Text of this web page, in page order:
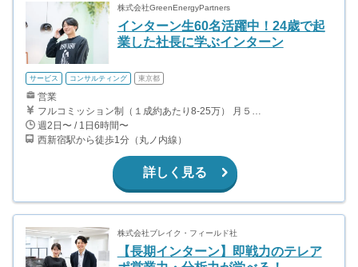
株式会社GreenEnergyPartners
インターン生60名活躍中！24歳で起
業した社長に学ぶインターン
サービス コンサルティング 東京都
営業
フルコミッション制（１成約あたり8-25万） 月５０万以上稼ぐインターン生も多数います！ ■収入例 ○入社１ヶ月目（明治大学2年生） 役職：アポインター 月間１契約×８万円＝８万円 ＋交通費 ○入社３ヶ月目（東京大学２年生） 役職：アポインター（ランク：ブロンズ） 月間３契約×10万円＝30万円 ＋交通費 ○入社６ヶ月目（早稲田大学３年生） 役職：アポインター（ランク：シルバー） 月間５契約×12万円＝60万円 ＋交通費 ○入社15ヶ月目（慶應大学３年生） 役職：クローザー 月間３契約×25万＝75万円 ＋交通費
週2日〜 / 1日6時間〜
西新宿駅から徒歩1分（丸ノ内線）
詳しく見る
株式会社ブレイク・フィールド社
【長期インターン】即戦力のテレア